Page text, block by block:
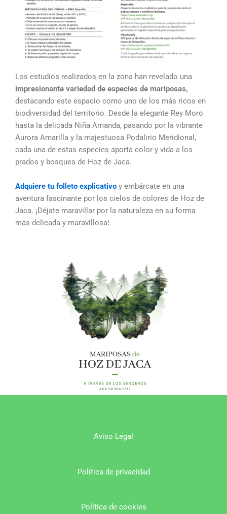
Los estudios realizados en la zona han revelado una
impresionante variedad de especies de mariposas,
destacando este espacio como uno de los más ricos en
biodiversidad del territorio. Desde la elegante Rey Moro
hasta la delicada Niña Amanda, pasando por la vibrante
Aurora Amarilla y la majestuosa Podalirio Meridional,
cada una de estas especies aporta color y vida a los
prados y bosques de Hoz de Jaca.
Adquiere tu folleto explicativo y embárcate en una
aventura fascinante por los cielos de colores de Hoz de
Jaca. ¡Déjate maravillar por la naturaleza en su forma
más delicada y maravillosa!
Aviso Legal
Política de privacidad
Política de cookies